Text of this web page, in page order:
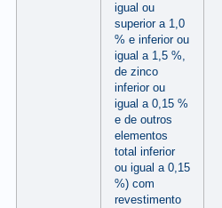
igual ou
superior a 1,0
% e inferior ou
igual a 1,5 %,
de zinco
inferior ou
igual a 0,15 %
e de outros
elementos
total inferior
ou igual a 0,15
%) com
revestimento